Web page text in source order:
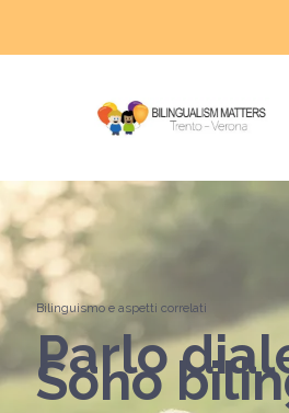
Bilinguismo e aspetti correlati
Parlo
Sono